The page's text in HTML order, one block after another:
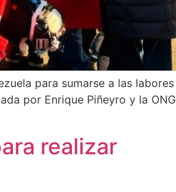
para sumarse a las labores
por Enrique Piñeyro y la ONG
realizar